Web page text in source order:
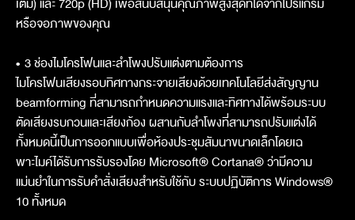
หรือจอภาพของคุณ
• 3 ช่องไมโครโฟนและลำโพงปรับแต่งตามต้องการ
ไมโครโฟนเสียงรอบทิศทางกระจายเสียงด้วยเทคโนโลยีส่งสัญญาน
beamforming ที่สามารถกำหนดความแรงและทิศทางได้พร้อมระบบ
ตัดเสียงรบกวนและเสียงก้อง ผสานกับลำโพงที่สามารถปรับแต่งได้
ทั้งหมดนี้เป็นการออกแบบเพื่อห้องประชุมสัมนาขนาดเล็กโดยเฉ
พาะไมค์ได้รับการรับรองโดย Microsoft® Cortana® ว่ามีความ
แม่นยำในการรับคำสั่งเสียงสำหรับใช้กับ ระบบปฏิบัติการ Windows®
10 ทั้งหมด